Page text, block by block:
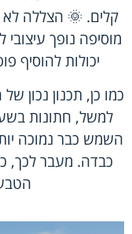
קלים. 🌞 הצללה
מוסיפה נופך
יכולות להוסיף
כמו כן, תכנון נכון
למשל, חתונות
השמש כבר נמוכה
כבדה. מעבר לכך,